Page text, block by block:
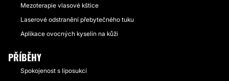
Mezoterapie vlasové kštice
Laserové odstranění přebytečného tuku
Aplikace ovocných kyselin na kůži
PŘÍBĚHY
Spokojenost s liposukcí